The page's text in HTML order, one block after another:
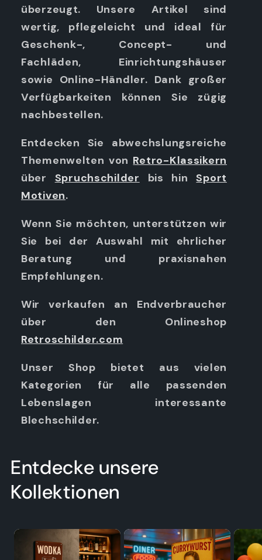
überzeugt. Unsere Artikel sind
wertig, pflegeleicht und ideal für
Geschenk-, Concept- und
Fachläden, Einrichtungshäuser
sowie Online-Händler. Dank großer
Verfügbarkeiten können Sie zügig
nachbestellen.
Entdecken Sie abwechslungsreiche
Themenwelten von Retro-Klassikern
über Spruchschilder bis hinSport
Motiven.
Wenn Sie möchten, unterstützen wir
Sie bei der Auswahl mit ehrlicher
Beratung und praxisnahen
Empfehlungen.
Wir verkaufen an Endverbraucher
über den Onlineshop
Retroschilder.com
Unser Shop bietet aus vielen
Kategorien für alle passenden
Lebenslagen interessante
Blechschilder.
Entdecke unsere
Kollektionen